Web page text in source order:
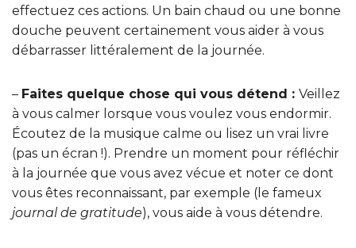
effectuez ces actions. Un bain chaud ou une bonne
douche peuvent certainement vous aider à vous
débarrasser littéralement de la journée.
– Faites quelque chose qui vous détend : Veillez
à vous calmer lorsque vous voulez vous endormir.
Écoutez de la musique calme ou lisez un vrai livre
(pas un écran !). Prendre un moment pour réfléchir
à la journée que vous avez vécue et noter ce dont
vous êtes reconnaissant, par exemple (le fameux
journal de gratitude), vous aide à vous détendre.